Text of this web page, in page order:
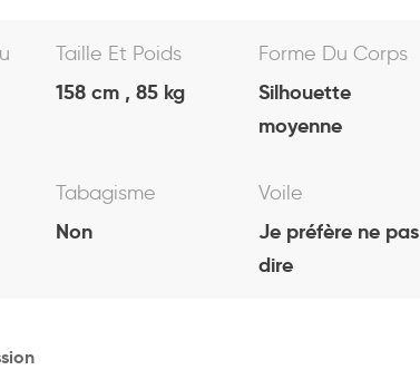
Taille Et Poids
158 cm , 85 kg
Forme Du Corps
Silhouette
moyenne
Tabagisme
Non
Voile
Je préfère ne pas
dire